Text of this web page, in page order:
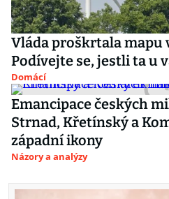
Vláda proškrtala mapu
Podívejte se, jestli ta u
Domácí
Emancipace českých
Strnad, Křetínský a
západní ikony
Názory a analýzy